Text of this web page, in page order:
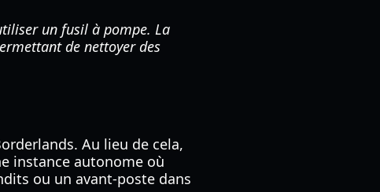
un fusil à pompe. La
de nettoyer des
Au lieu de cela,
instance autonome où
ou un avant-poste dans